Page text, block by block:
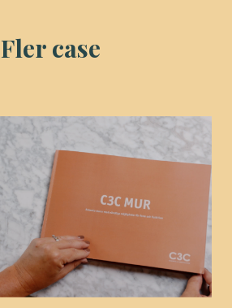
Fler case